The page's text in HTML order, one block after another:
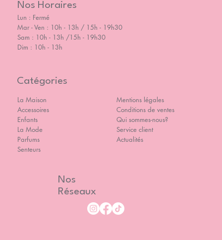
Nos Horaires
Lun : Fermé
Mar - Ven : 10h - 13h / 15h - 19h30
Sam : 10h - 13h /15h - 19h30
Dim : 10h - 13h
Catégories
La Maison
Accessoires
Enfants
La Mode
Parfums
Senteurs
Mentions légales
Conditions de ventes
Qui sommes-nous?
Service client
Actualités
Nos
Réseaux